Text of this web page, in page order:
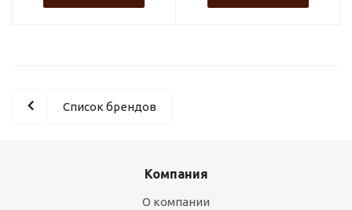
Список брендов
Компания
О компании